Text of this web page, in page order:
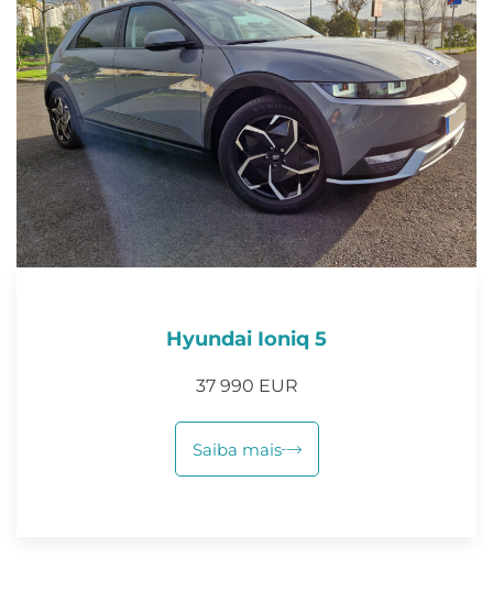
Hyundai Ioniq 5
37 990 EUR
Saiba mais